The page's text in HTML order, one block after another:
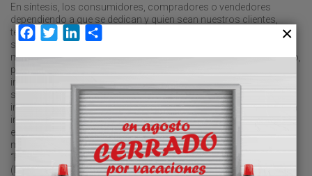
En síntesis, los consumidores, compradores o vendedores
dependiendo a que se dedican y quien sean nuestros clientes,
tendrán claro cómo y qué o a quién consultar y valorar su
siguiente paso. Por descontado, que todo lo anterior llega de la
mano de la novedosa I.A., aunque no tengo claro si es nueva, o no,
porque la Intuición Asertiva lleva ejerciéndose desde tiempos
inmemoriales en todas estas profesiones. Primero, porque
somos capaces de comprender los problemas de forma
instantánea, sin necesidad de demasiado razonamiento, por pura
intuición. Y después, porque contamos con la habilidad de
expresar la realidad y nuestra opinión, sin hostilidad alguna ni
mezclando con emociones personales, solo puro servicio.
“Pocos ven lo que somos, pero todos ven lo que aparentamos”
(Maquiavelo).
Facebook
TwitterLinkedIn